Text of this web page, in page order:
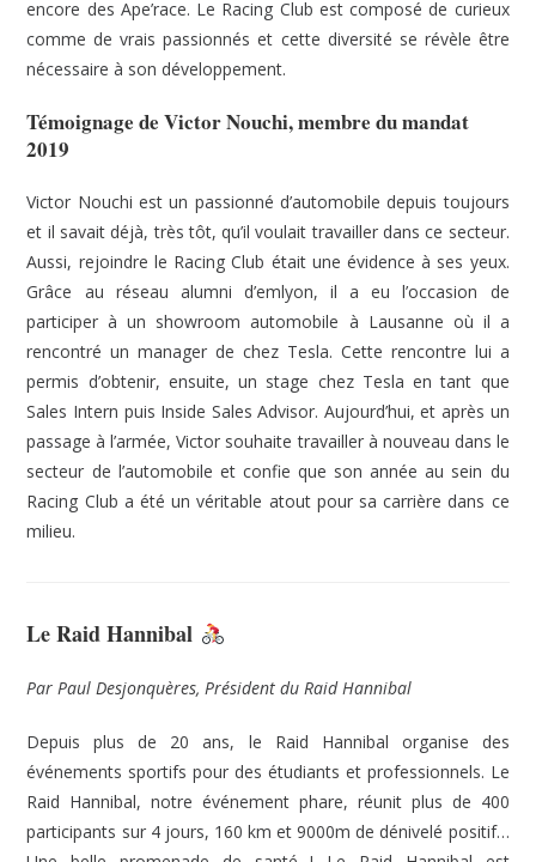
encore des Ape’race. Le Racing Club est composé de curieux
comme de vrais passionnés et cette diversité se révèle être
nécessaire à son développement.
Témoignage de Victor Nouchi, membre du mandat
2019
Victor Nouchi est un passionné d’automobile depuis toujours
et il savait déjà, très tôt, qu’il voulait travailler dans ce secteur.
Aussi, rejoindre le Racing Club était une évidence à ses yeux.
Grâce au réseau alumni d’emlyon, il a eu l’occasion de
participer à un showroom automobile à Lausanne où il a
rencontré un manager de chez Tesla. Cette rencontre lui a
permis d’obtenir, ensuite, un stage chez Tesla en tant que
Sales Intern puis Inside Sales Advisor. Aujourd’hui, et après un
passage à l’armée, Victor souhaite travailler à nouveau dans le
secteur de l’automobile et confie que son année au sein du
Racing Club a été un véritable atout pour sa carrière dans ce
milieu.
Le Raid Hannibal
Par Paul Desjonquères, Président du Raid Hannibal
Depuis plus de 20 ans, le Raid Hannibal organise des
événements sportifs pour des étudiants et professionnels. Le
Raid Hannibal, notre événement phare, réunit plus de 400
participants sur 4 jours, 160 km et 9000m de dénivelé positif…